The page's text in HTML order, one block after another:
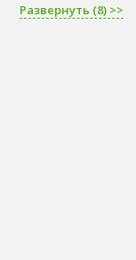
Развернуть (8) >>